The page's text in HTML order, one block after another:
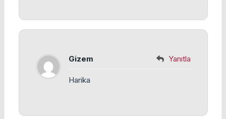
Gizem Yanıtla
Harika